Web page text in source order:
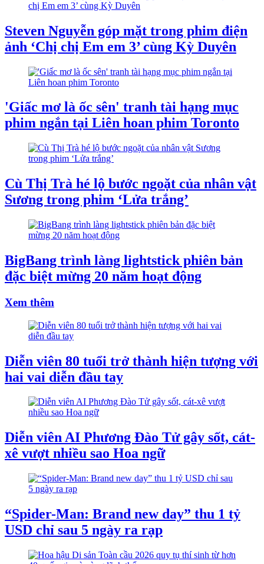
Steven Nguyễn góp mặt trong phim điện
ảnh ‘Chị chị Em em 3’ cùng Kỳ Duyên
'Giấc mơ là ốc sên' tranh tài hạng mục
phim ngắn tại Liên hoan phim Toronto
Cù Thị Trà hé lộ bước ngoặt của nhân vật
Sương trong phim ‘Lửa trắng’
BigBang trình làng lightstick phiên bản
đặc biệt mừng 20 năm hoạt động
Xem thêm
Diễn viên 80 tuổi trở thành hiện tượng với
hai vai diễn đầu tay
Diễn viên AI Phương Đào Tử gây sốt, cát-
xê vượt nhiều sao Hoa ngữ
“Spider-Man: Brand new day” thu 1 tỷ
USD chỉ sau 5 ngày ra rạp